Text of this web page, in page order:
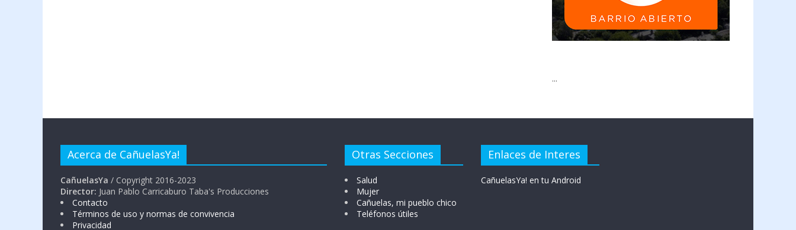
...
Acerca de CañuelasYa!
CañuelasYa / Copyright 2016-2023
Director: Juan Pablo Carricaburo Taba's Producciones
Contacto
Términos de uso y normas de convivencia
Privacidad
Otras Secciones
Salud
Mujer
Cañuelas, mi pueblo chico
Teléfonos útiles
Enlaces de Interes
CañuelasYa! en tu Android